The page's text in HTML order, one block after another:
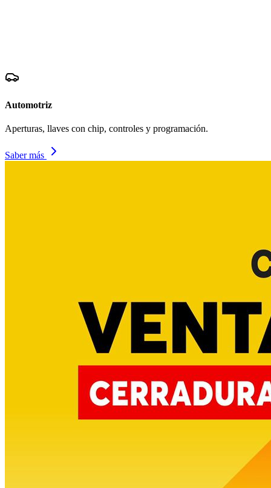
Automotriz
Aperturas, llaves con chip, controles y programación.
Saber más